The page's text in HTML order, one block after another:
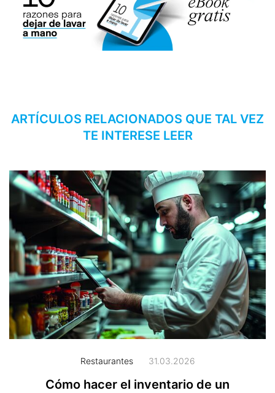
ARTÍCULOS RELACIONADOS QUE TAL VEZ
TE INTERESE LEER
Restaurantes 31.03.2026
Cómo hacer el inventario de un